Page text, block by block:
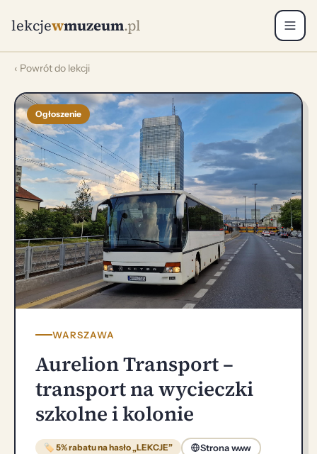
lekcjewmuzeum.pl
‹ Powrót do lekcji
Ogłoszenie
WARSZAWA
Aurelion Transport –
transport na wycieczki
szkolne i kolonie
🏷 5% rabatu na hasło „LEKCJE” Strona www